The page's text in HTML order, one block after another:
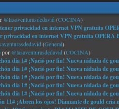
@lasaventurasdedavid(COCINA)
privacidad en internet VPN gratuita
privacidad en internet VPN gratuita OPERA
(General)
por @lasaventurasdedavid (COCINA)
día 1# ¡Nació por fin! Nueva nidada de
día 1# ¡Nació por fin! Nueva nidada de
día 1# ¡Nació por fin! Nueva nidada de
día 1# ¡Nació por fin! Nueva nidada de
día 1# ¡Nació por fin! Nueva nidada de
11# ¡Abren los ojos! Diamante de gould